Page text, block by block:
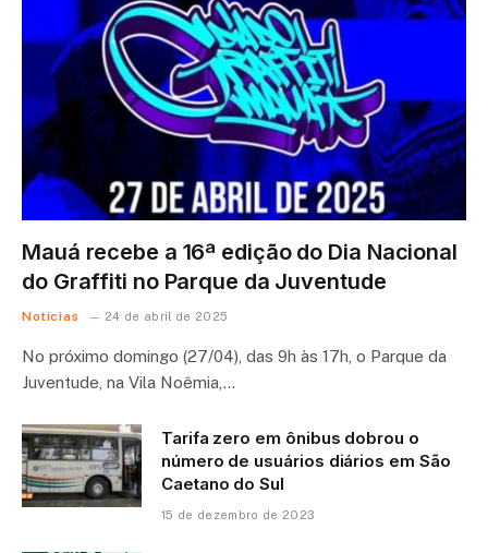
Mauá recebe a 16ª edição do Dia Nacional
do Graffiti no Parque da Juventude
Notícias 24 de abril de 2025
No próximo domingo (27/04), das 9h às 17h, o Parque da
Juventude, na Vila Noêmia,…
Tarifa zero em ônibus dobrou o
número de usuários diários em São
Caetano do Sul
15 de dezembro de 2023